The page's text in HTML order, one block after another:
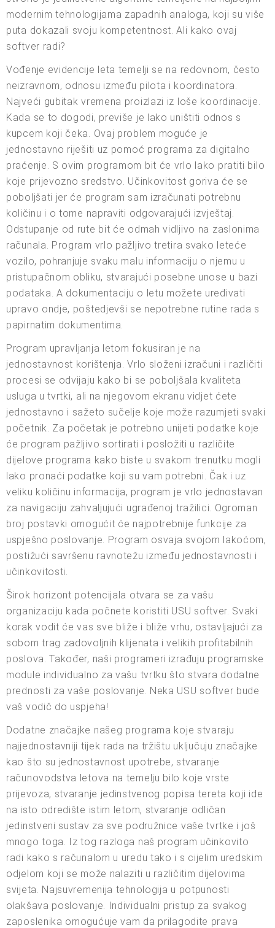
modernim tehnologijama zapadnih analoga, koji su više
puta dokazali svoju kompetentnost. Ali kako ovaj
softver radi?
Vođenje evidencije leta temelji se na redovnom, često
neizravnom, odnosu između pilota i koordinatora.
Najveći gubitak vremena proizlazi iz loše koordinacije.
Kada se to dogodi, previše je lako uništiti odnos s
kupcem koji čeka. Ovaj problem moguće je
jednostavno riješiti uz pomoć programa za digitalno
praćenje. S ovim programom bit će vrlo lako pratiti bilo
koje prijevozno sredstvo. Učinkovitost goriva će se
poboljšati jer će program sam izračunati potrebnu
količinu i o tome napraviti odgovarajući izvještaj.
Odstupanje od rute bit će odmah vidljivo na zaslonima
računala. Program vrlo pažljivo tretira svako leteće
vozilo, pohranjuje svaku malu informaciju o njemu u
pristupačnom obliku, stvarajući posebne unose u bazi
podataka. A dokumentaciju o letu možete uređivati
upravo ondje, poštedjevši se nepotrebne rutine rada s
papirnatim dokumentima.
Program upravljanja letom fokusiran je na
jednostavnost korištenja. Vrlo složeni izračuni i različiti
procesi se odvijaju kako bi se poboljšala kvaliteta
usluga u tvrtki, ali na njegovom ekranu vidjet ćete
jednostavno i sažeto sučelje koje može razumjeti svaki
početnik. Za početak je potrebno unijeti podatke koje
će program pažljivo sortirati i posložiti u različite
dijelove programa kako biste u svakom trenutku mogli
lako pronaći podatke koji su vam potrebni. Čak i uz
veliku količinu informacija, program je vrlo jednostavan
za navigaciju zahvaljujući ugrađenoj tražilici. Ogroman
broj postavki omogućit će najpotrebnije funkcije za
uspješno poslovanje. Program osvaja svojom lakoćom,
postižući savršenu ravnotežu između jednostavnosti i
učinkovitosti.
Širok horizont potencijala otvara se za vašu
organizaciju kada počnete koristiti USU softver. Svaki
korak vodit će vas sve bliže i bliže vrhu, ostavljajući za
sobom trag zadovoljnih klijenata i velikih profitabilnih
poslova. Također, naši programeri izrađuju programske
module individualno za vašu tvrtku što stvara dodatne
prednosti za vaše poslovanje. Neka USU softver bude
vaš vodič do uspjeha!
Dodatne značajke našeg programa koje stvaraju
najjednostavniji tijek rada na tržištu uključuju značajke
kao što su jednostavnost upotrebe, stvaranje
računovodstva letova na temelju bilo koje vrste
prijevoza, stvaranje jedinstvenog popisa tereta koji ide
na isto odredište istim letom, stvaranje odličan
jedinstveni sustav za sve podružnice vaše tvrtke i još
mnogo toga. Iz tog razloga naš program učinkovito
radi kako s računalom u uredu tako i s cijelim uredskim
odjelom koji se može nalaziti u različitim dijelovima
svijeta. Najsuvremenija tehnologija u potpunosti
olakšava poslovanje. Individualni pristup za svakog
zaposlenika omogućuje vam da prilagodite prava